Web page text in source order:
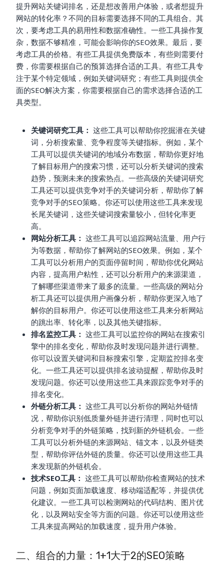
提升网站关键词排名，还是想改善用户体验，或者想提升
网站的转化率？不同的目标需要选择不同的工具组合。其
次，要考虑工具的易用性和数据准确性。一些工具操作复
杂，数据不够精准，可能会影响你的SEO效果。最后，要
考虑工具的价格。有些工具提供免费版本，有些则需要付
费，你需要根据自己的预算选择合适的工具。有些工具专
注于某个特定领域，例如关键词研究；有些工具则提供全
面的SEO解决方案，你需要根据自己的需求选择合适的工
具类型。
关键词研究工具： 这些工具可以帮助你挖掘潜在关键
词，分析搜索量、竞争程度等关键指标。例如，某个
工具可以提供关键词的地域分布数据，帮助你更好地
了解目标用户的搜索习惯，还可以分析关键词的搜索
趋势，预测未来的搜索热点。一些高级的关键词研究
工具还可以提供竞争对手的关键词分析，帮助你了解
竞争对手的SEO策略。你还可以使用这些工具来发现
长尾关键词，这些关键词搜索量较小，但转化率更
高。
网站分析工具： 这些工具可以追踪网站流量、用户行
为等数据，帮助你了解网站的SEO效果。例如，某个
工具可以分析用户的页面停留时间，帮助你优化网站
内容，提高用户粘性，还可以分析用户的来源渠道，
了解哪些渠道带来了最多的流量。一些高级的网站分
析工具还可以提供用户画像分析，帮助你更深入地了
解你的目标用户。你还可以使用这些工具来分析网站
的跳出率、转化率，以及其他关键指标。
排名监控工具： 这些工具可以监控你的网站在搜索引
擎中的排名变化，帮助你及时发现问题并进行调整。
你可以设置关键词和目标搜索引擎，定期监控排名变
化。一些工具还可以提供排名波动提醒，帮助你及时
发现问题。你还可以使用这些工具来跟踪竞争对手的
排名变化。
外链分析工具： 这些工具可以分析你的网站外链情
况，帮助你识别低质量外链并进行清理，同时也可以
分析竞争对手的外链策略，找到新的外链机会。一些
工具可以分析外链的来源网站、锚文本，以及外链类
型，帮助你评估外链的质量。你还可以使用这些工具
来发现新的外链机会。
技术SEO工具： 这些工具可以帮助你检查网站的技术
问题，例如页面加载速度、移动端适配等，并提供优
化建议。一些工具可以检测网站的代码结构、图片优
化，以及网站安全等方面的问题。你还可以使用这些
工具来提高网站的加载速度，提升用户体验。
二、组合的力量：1+1大于2的SEO策略